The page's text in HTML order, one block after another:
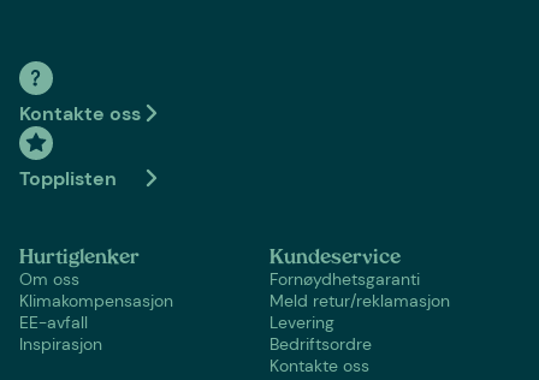
Kontakte oss
Topplisten
Hurtiglenker
Om oss
Klimakompensasjon
EE-avfall
Inspirasjon
Kundeservice
Fornøydhetsgaranti
Meld retur/reklamasjon
Levering
Bedriftsordre
Kontakte oss